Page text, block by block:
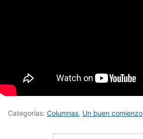
Categorías: Columnas, Un buen comienzo